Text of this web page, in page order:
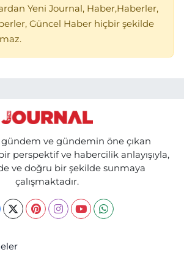
Yeni Journal, Haber,Haberler,
Güncel Haber hiçbir şekilde
ve gündemin öne çıkan
perspektif ve habercilik anlayışıyla,
ve doğru bir şekilde sunmaya
çalışmaktadır.